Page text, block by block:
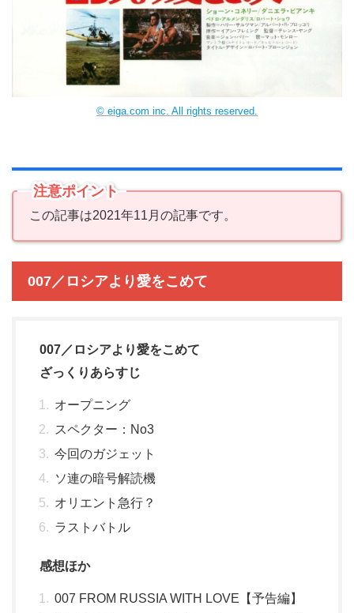
© eiga.com inc. All rights reserved.
注意ポイント
この記事は2021年11月の記事です。
007／ロシアより愛をこめて
007／ロシアより愛をこめて
ざっくりあらすじ
オープニング
スペクター：No3
今回のガジェット
ソ連の暗号解読機
オリエント急行？
ラストバトル
感想ほか
007 FROM RUSSIA WITH LOVE【予告編】